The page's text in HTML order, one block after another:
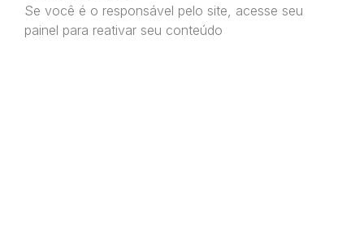
Se você é o responsável pelo site, acesse seu
painel para reativar seu conteúdo